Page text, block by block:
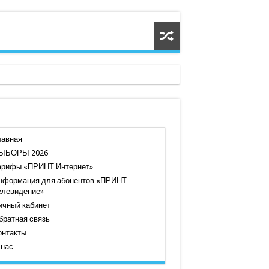
2026
«ПРИНТ Интернет»
для абонентов «ПРИНТ-
кабинет
связь